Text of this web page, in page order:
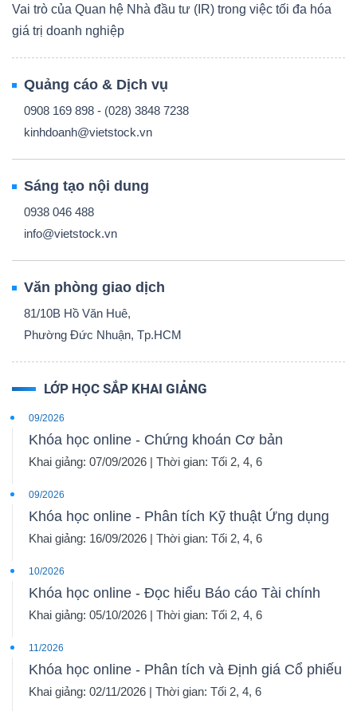
Vai trò của Quan hệ Nhà đầu tư (IR) trong việc tối đa hóa
giá trị doanh nghiệp
Quảng cáo & Dịch vụ
0908 169 898 - (028) 3848 7238
kinhdoanh@vietstock.vn
Sáng tạo nội dung
0938 046 488
info@vietstock.vn
Văn phòng giao dịch
81/10B Hồ Văn Huê,
Phường Đức Nhuận, Tp.HCM
LỚP HỌC SẮP KHAI GIẢNG
09/2026
Khóa học online - Chứng khoán Cơ bản
Khai giảng: 07/09/2026 | Thời gian: Tối 2, 4, 6
09/2026
Khóa học online - Phân tích Kỹ thuật Ứng dụng
Khai giảng: 16/09/2026 | Thời gian: Tối 2, 4, 6
10/2026
Khóa học online - Đọc hiểu Báo cáo Tài chính
Khai giảng: 05/10/2026 | Thời gian: Tối 2, 4, 6
11/2026
Khóa học online - Phân tích và Định giá Cổ phiếu
Khai giảng: 02/11/2026 | Thời gian: Tối 2, 4, 6